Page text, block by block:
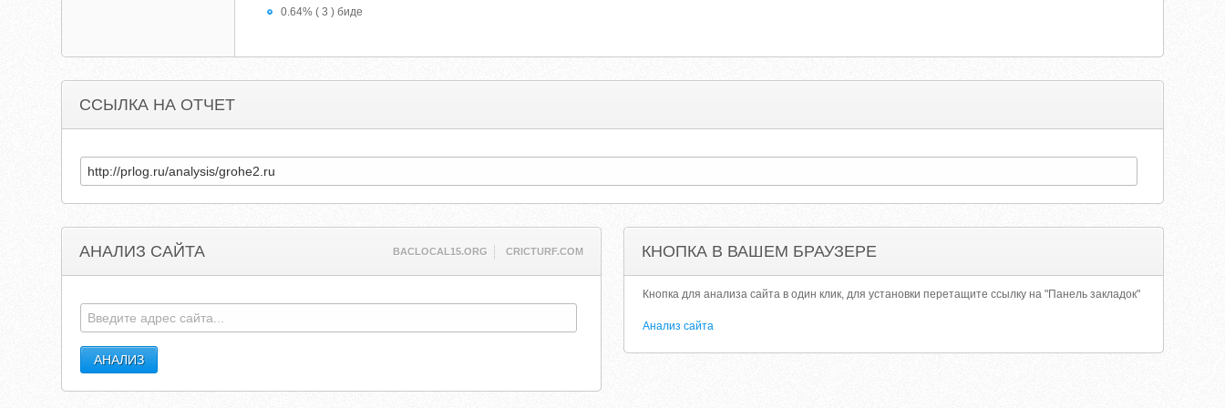
0.64% ( 3 ) биде
ССЫЛКА НА ОТЧЕТ
АНАЛИЗ САЙТА BACLOCAL15.ORG CRICTURF.COM КНОПКА В ВАШЕМ БРАУЗЕРЕ
Кнопка для анализа сайта в один клик, для установки перетащите ссылку на "Панель закладок"
Анализ сайта